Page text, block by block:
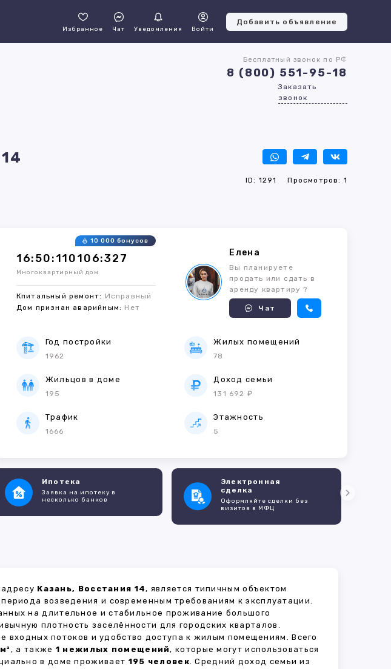
Избранное Чат Уведомления Войти
Добавить объявление
Бесплатный звонок по РФ
8 (800) 551-95-18
Заказать
звонок
ID: 1291 Просмотров: 1
16:50:110106:327
10 000 бонусов
Многоквартирный дом
Кпитальный ремонт: Исправный
Дом признан аварийным: Нет
Елена
Вы планируете
продать или сдать в
аренду квартиру ?
Чат
Год постройки
1962
Жилых помещений
78
Жильцов в доме
195
Доход семьи
131 692 ₽
Трафик
1666
Этажность
5
Ипотека
Заявка на ипотеку в
несколько банков
Электронная
сделка
Оформляйте сделки без
визитов в МФЦ
Казань, Восстания 14, является типичным объектом
возведения и современным требованиям к эксплуатации.
на длительное и стабильное проживание большого
плотность заселённости для городских кварталов.
входных потоков и удобство доступа к жилым помещениям. Всего
, а также 1 нежилых помещений, которые могут использоваться
в доме проживает 195 человек. Средний доход семьи из